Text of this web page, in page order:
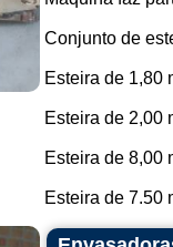
Conjunto de
Esteira de 1,80
Esteira de 2,00
Esteira de 8,00
Esteira de 7.50